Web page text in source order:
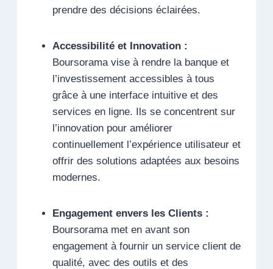
prendre des décisions éclairées.
Accessibilité et Innovation :
Boursorama vise à rendre la banque et
l’investissement accessibles à tous
grâce à une interface intuitive et des
services en ligne. Ils se concentrent sur
l’innovation pour améliorer
continuellement l’expérience utilisateur et
offrir des solutions adaptées aux besoins
modernes.
Engagement envers les Clients :
Boursorama met en avant son
engagement à fournir un service client de
qualité, avec des outils et des